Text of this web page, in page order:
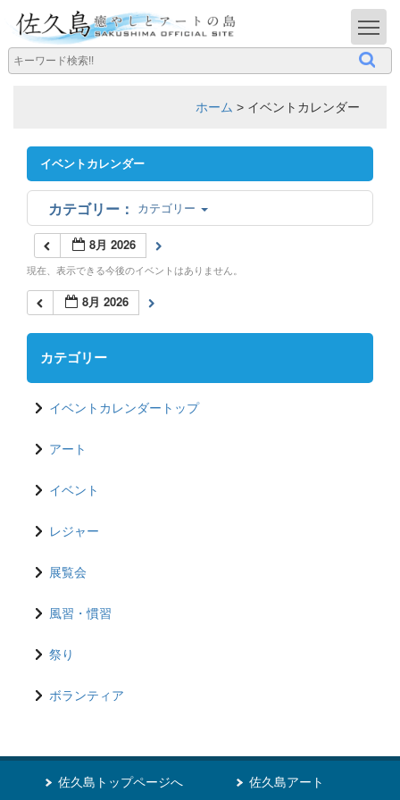
ホーム > イベントカレンダー
イベントカレンダー
カテゴリー
8月 2026
現在、表示できる今後のイベントはありません。
8月 2026
カテゴリー
イベントカレンダートップ
アート
イベント
レジャー
展覧会
風習・慣習
祭り
ボランティア
佐久島トップページへ 佐久島アート